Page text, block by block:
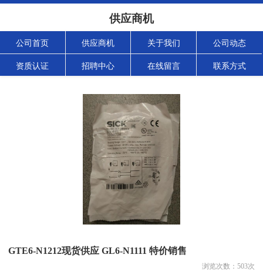
供应商机
公司首页 供应商机 关于我们 公司动态
资质认证 招聘中心 在线留言 联系方式
GTE6-N1212现货供应 GL6-N1111 特价销售
浏览次数： 503次